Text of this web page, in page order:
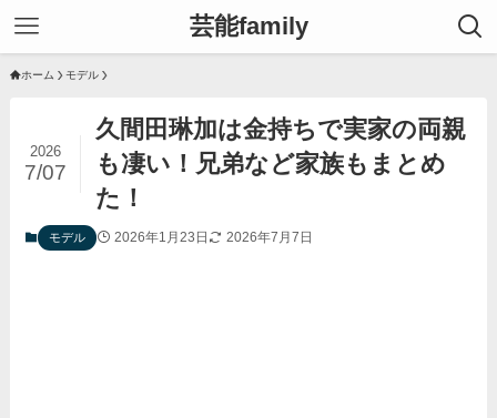
芸能family
ホーム モデル
久間田琳加は金持ちで実家の両親
も凄い！兄弟など家族もまとめ
た！
2026
7/07
モデル 2026年1月23日 2026年7月7日